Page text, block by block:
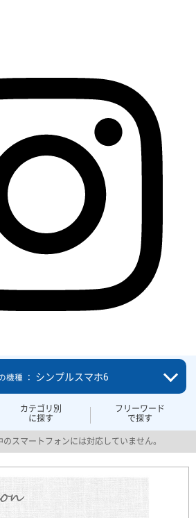
カテゴリ別
に探す
フリーワード
で探す
機種 ： シンプルスマホ6
スマートフォンには対応していません。